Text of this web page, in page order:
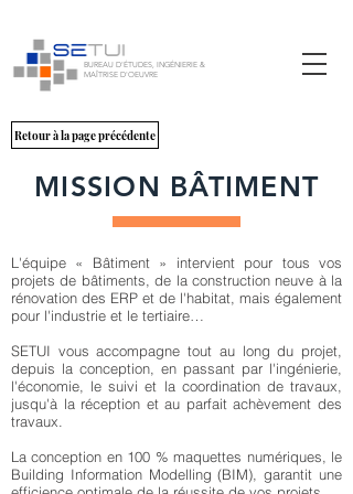
BUREAU D'ÉTUDES, INGÉNIERIE &
MAÎTRISE D'OEUVRE
Retour à la page précédente
MISSION BÂTIMENT
L'équipe « Bâtiment » intervient pour tous vos
projets de bâtiments, de la construction neuve à la
rénovation des ERP et de l'habitat, mais également
pour l'industrie et le tertiaire…
SETUI vous accompagne tout au long du projet,
depuis la conception, en passant par l'ingénierie,
l'économie, le suivi et la coordination de travaux,
jusqu'à la réception et au parfait achèvement des
travaux.
La conception en 100 % maquettes numériques, le
Building Information Modelling (BIM), garantit une